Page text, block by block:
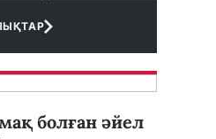
болған әйел